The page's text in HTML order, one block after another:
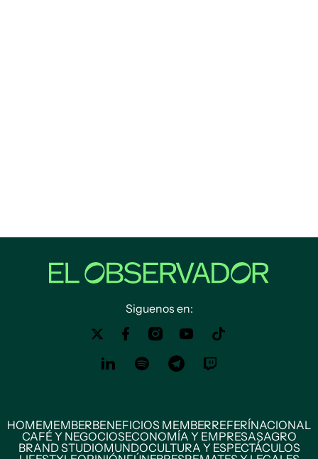
Siguenos en:
HOMEMEMBERBENEFICIOS MEMBERREFERÍNACIONAL
CAFÉ Y NEGOCIOSECONOMÍA Y EMPRESASAGRO
BRAND STUDIOMUNDOCULTURA Y ESPECTÁCULOS